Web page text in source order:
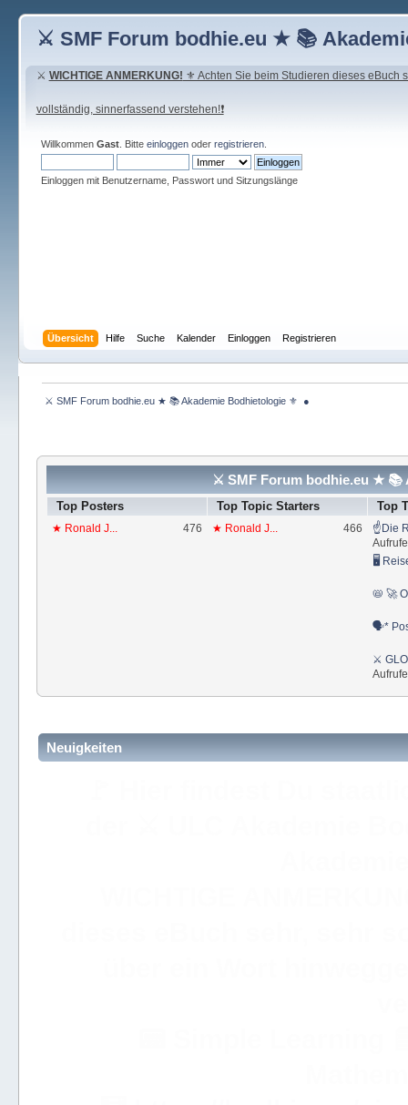
⚔ SMF Forum bodhie.eu ★ 📚
⚔ WICHTIGE ANMERKUNG! ⚜ Achten Sie beim Studieren dieses eBuch
vollständig, sinnerfassend verstehen!❗
Willkommen Gast. Bitte einloggenoder registrieren.
Einloggen mit Benutzername, Passwort und Sitzungslänge
Übersicht Hilfe Suche Kalender Einloggen Registrieren
⚔ SMF Forum bodhie.eu ★ 📚 Akademie Bodhietologie ⚜  ●
⚔ SMF Forum bodhie.eu ★ 📚
Top Posters Top Topic Starters Top
★ Ronald J... 476 ★ Ronald J... 466
☝Die
Aufrufe
🖥
📛 🚀
🗣*
⚔
Aufrufe
Neuigkeiten